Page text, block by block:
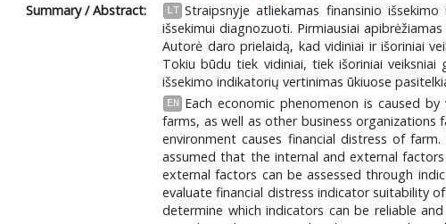
Summary / Abstract: LT Straipsnyje atliekamas finansinio
išsekimui diagnozuoti. Pirmiausiai
Autorė daro prielaidą, kad vidiniai ir išoriniai
Tokiu būdu tiek vidiniai, tiek išoriniai
išsekimo indikatorių vertinimas ūkiuose
EN
Each economic phenomenon is caused
farms, as well as other business
environment causes financial distress of
assumed that the internal and external
external factors can be assessed through
evaluate financial distress indicator suitability
determine which indicators can be reliable